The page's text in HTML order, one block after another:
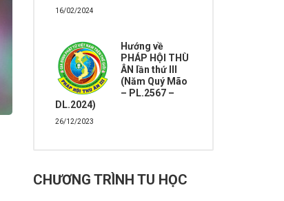
16/02/2024
Hướng về
PHÁP HỘI THÙ
ÂN lần thứ III
(Năm Quý Mão
– PL.2567 –
DL.2024)
26/12/2023
CHƯƠNG TRÌNH TU HỌC